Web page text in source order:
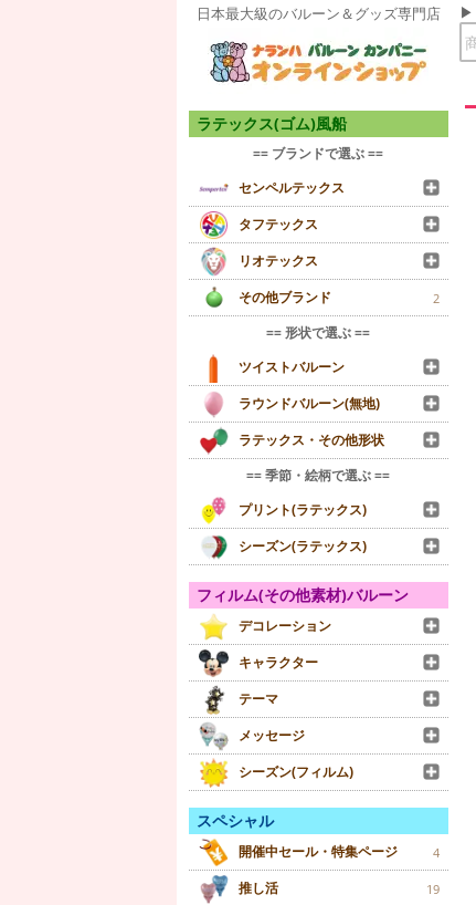
日本最大級のバルーン＆グッズ専門店
ラテックス(ゴム)風船
== ブランドで選ぶ ==
センペルテックス
タフテックス
リオテックス
その他ブランド
2
== 形状で選ぶ ==
ツイストバルーン
ラウンドバルーン(無地)
ラテックス・その他形状
== 季節・絵柄で選ぶ ==
プリント(ラテックス)
シーズン(ラテックス)
フィルム(その他素材)バルーン
デコレーション
キャラクター
テーマ
メッセージ
シーズン(フィルム)
スペシャル
開催中セール・特集ページ 4
推し活 19